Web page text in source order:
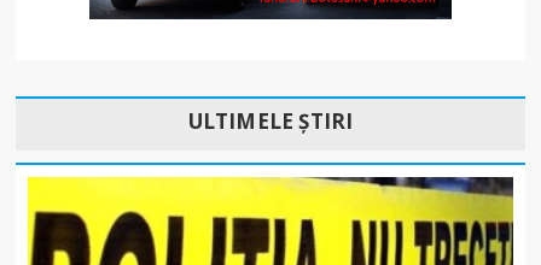
ULTIMELE ȘTIRI